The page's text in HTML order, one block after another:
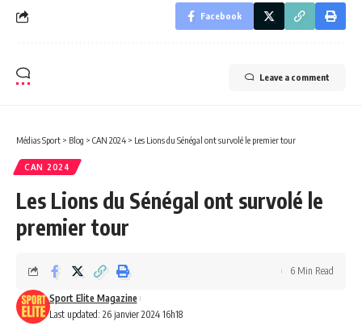
Facebook
Leave a comment
Médias Sport > Blog > CAN 2024 > Les Lions du Sénégal ont survolé le premier tour
CAN 2024
Les Lions du Sénégal ont survolé le
premier tour
Last updated: 26 janvier 2024 16h18
Sport Elite Magazine
6 Min Read